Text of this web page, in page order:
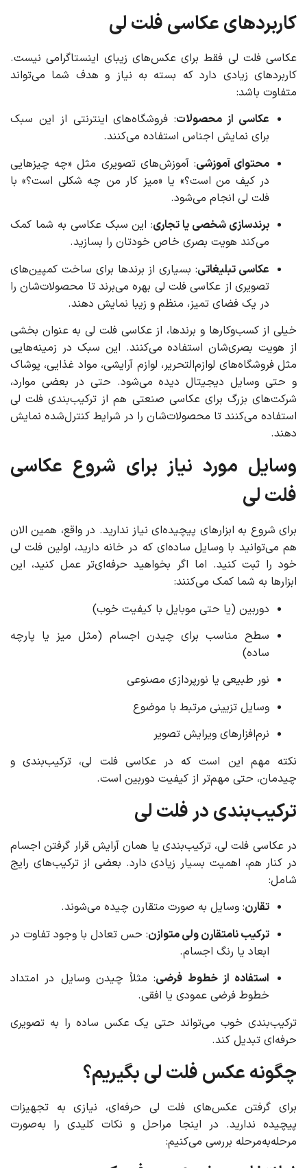
کاربردهای عکاسی فلت لی
عکاسی فلت لی فقط برای عکس‌های زیبای اینستاگرامی نیست.
کاربردهای زیادی دارد که بسته به نیاز و هدف شما می‌تواند
متفاوت باشد:
عکاسی از محصولات: فروشگاه‌های اینترنتی از این سبک
برای نمایش اجناس استفاده می‌کنند.
محتوای آموزشی: آموزش‌های تصویری مثل «چه چیزهایی
در کیف من است؟» یا «میز کار من چه شکلی است؟» با
فلت لی انجام می‌شود.
برندسازی شخصی یا تجاری: این سبک عکاسی به شما کمک
می‌کند هویت بصری خاص خودتان را بسازید.
عکاسی تبلیغاتی: بسیاری از برندها برای ساخت کمپین‌های
تصویری از عکاسی فلت لی بهره می‌برند تا محصولات‌شان را
در یک فضای تمیز، منظم و زیبا نمایش دهند.
خیلی از کسب‌وکارها و برندها، از عکاسی فلت لی به عنوان بخشی
از هویت بصری‌شان استفاده می‌کنند. این سبک در زمینه‌هایی
مثل فروشگاه‌های لوازم‌التحریر، لوازم آرایشی، مواد غذایی، پوشاک
و حتی وسایل دیجیتال دیده می‌شود. حتی در بعضی موارد،
شرکت‌های بزرگ برای عکاسی صنعتی هم از ترکیب‌بندی فلت لی
استفاده می‌کنند تا محصولات‌شان را در شرایط کنترل‌شده نمایش
دهند.
وسایل مورد نیاز برای شروع عکاسی
فلت لی
برای شروع به ابزارهای پیچیده‌ای نیاز ندارید. در واقع، همین الان
هم می‌توانید با وسایل ساده‌ای که در خانه دارید، اولین فلت لی
خود را ثبت کنید. اما اگر بخواهید حرفه‌ای‌تر عمل کنید، این
ابزارها به شما کمک می‌کنند:
دوربین (یا حتی موبایل با کیفیت خوب)
سطح مناسب برای چیدن اجسام (مثل میز یا پارچه
ساده)
نور طبیعی یا نورپردازی مصنوعی
وسایل تزیینی مرتبط با موضوع
نرم‌افزارهای ویرایش تصویر
نکته مهم این است که در عکاسی فلت لی، ترکیب‌بندی و
چیدمان، حتی مهم‌تر از کیفیت دوربین است.
ترکیب‌بندی در فلت لی
در عکاسی فلت لی، ترکیب‌بندی یا همان آرایش قرار گرفتن اجسام
در کنار هم، اهمیت بسیار زیادی دارد. بعضی از ترکیب‌های رایج
شامل:
تقارن: وسایل به صورت متقارن چیده می‌شوند.
ترکیب نامتقارن ولی متوازن: حس تعادل با وجود تفاوت در
ابعاد یا رنگ اجسام.
استفاده از خطوط فرضی: مثلاً چیدن وسایل در امتداد
خطوط فرضی عمودی یا افقی.
ترکیب‌بندی خوب می‌تواند حتی یک عکس ساده را به تصویری
حرفه‌ای تبدیل کند.
چگونه عکس فلت لی بگیریم؟
برای گرفتن عکس‌های فلت لی حرفه‌ای، نیازی به تجهیزات
پیچیده ندارید. در اینجا مراحل و نکات کلیدی را به‌صورت
مرحله‌به‌مرحله بررسی می‌کنیم: